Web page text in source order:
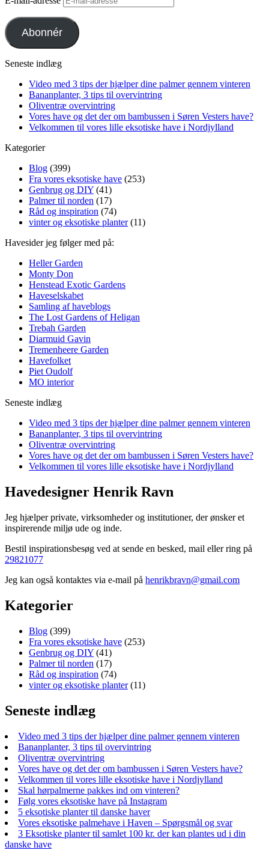
Abonnér
Seneste indlæg
Video med 3 tips der hjælper dine palmer gennem vinteren
Bananplanter, 3 tips til overvintring
Oliventræ overvintring
Vores have og det der om bambussen i Søren Vesters have?
Velkommen til vores lille eksotiske have i Nordjylland
Kategorier
Blog (399)
Fra vores eksotiske have (253)
Genbrug og DIY (41)
Palmer til norden (17)
Råd og inspiration (74)
vinter og eksotiske planter(11)
Havesider jeg følger med på:
Heller Garden
Monty Don
Henstead Exotic Gardens
Haveselskabet
Samling af haveblogs
The Lost Gardens of Heligan
Trebah Garden
Diarmuid Gavin
Tremenheere Garden
Havefolket
Piet Oudolf
MO interior
Seneste indlæg
Video med 3 tips der hjælper dine palmer gennem vinteren
Bananplanter, 3 tips til overvintring
Oliventræ overvintring
Vores have og det der om bambussen i Søren Vesters have?
Velkommen til vores lille eksotiske have i Nordjylland
Havedesigner Henrik Ravn
Jeg hjælper private, virksomheder og institutioner, der ønsker et
inspirerende miljø ude og inde.
Bestil inspirationsbesøg ved at sende en besked, mail eller ring på
29821077
Jeg kan også kontaktes via e-mail på henrikbravn@gmail.com
Kategorier
Blog (399)
Fra vores eksotiske have (253)
Genbrug og DIY (41)
Palmer til norden (17)
Råd og inspiration (74)
vinter og eksotiske planter(11)
Seneste indlæg
Video med 3 tips der hjælper dine palmer gennem vinteren
Bananplanter, 3 tips til overvintring
Oliventræ overvintring
Vores have og det der om bambussen i Søren Vesters have?
Velkommen til vores lille eksotiske have i Nordjylland
Skal hørpalmerne pakkes ind om vinteren?
Følg vores eksotiske have på Instagram
5 eksotiske planter til danske haver
Vores eksotiske palmehave i Haven – Spørgsmål og svar
3 Eksotiske planter til samlet 100 kr. der kan plantes ud i din
danske have